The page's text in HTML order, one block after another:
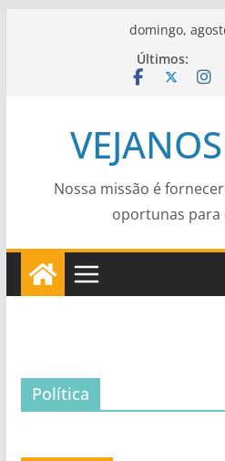
domingo,
Últimos:
Nossa missão é
oportunas para
Política